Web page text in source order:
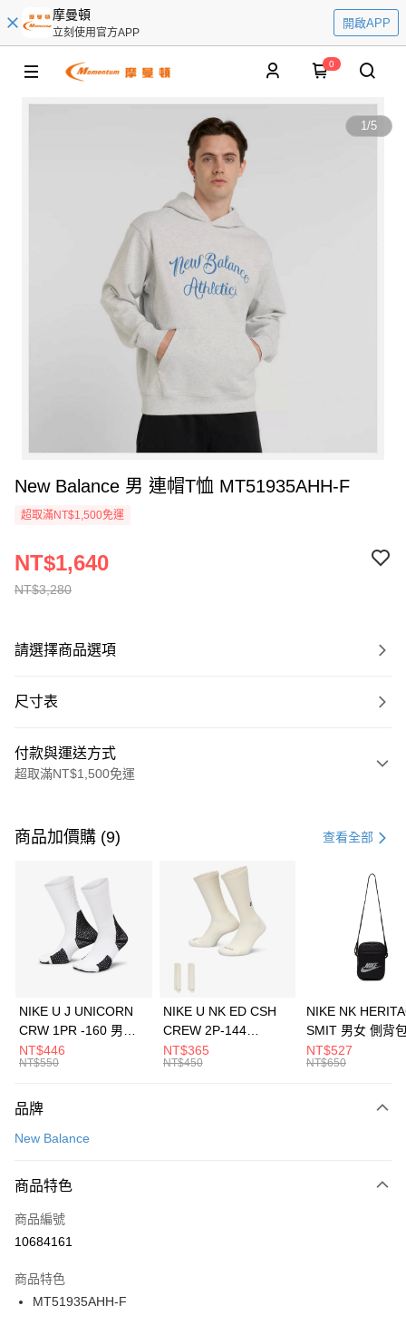
摩曼頓
立刻使用官方APP
開啟APP
0
1/5
New Balance 男 連帽T恤 MT51935AHH-F
超取滿NT$1,500免運
NT$3,280
NT$1,640
請選擇商品選項
尺寸表
付款與運送方式
超取滿NT$1,500免運
信用卡一次付款
3 期 0 利率 每期 21家銀行
合作金庫商業銀行
第一商業銀行
華南商業銀行
彰化商業銀行
上海商業儲蓄銀行
元大商業銀行
台灣樂天信用卡公司
Apple Pay
全盈+PAY
AFTEE先享後付
【關於「AFTEE先享後付」】
便利好安心！
３．安心：先確認商品／服務後，再付款。
【「AFTEE先享後付」結帳流程】
１．於結帳方式選擇「AFTEE先享後付」後，將跳轉至「AFTEE先享後付」
２．訂單成立數日內，您將收到繳費通知簡訊。
３．收到繳費通知簡訊後14天內，點擊此簡訊中的連結，可透過四大超商／
ATM／網路銀行／等多元方式進行付款，方視為交易完成。
運送方式
每筆NT$100，滿NT$1,500(含以上)免運費
宅配
每筆NT$100，滿NT$1,500(含以上)免運費
付款後門市自取
每筆NT$100，滿NT$1,500(含以上)免運費
商品加價購 (9) 查看全部
NIKE U J UNICORN
CRW 1PR -160 男女
中統襪 FZ3393100
NT$446
NT$550
NIKE U NK ED CSH
CREW 2P-144
EMBRDY 男女 短統襪
FZ3073133
NT$365
NT$450
NIKE NK
SMIT 男女 側背
BA5871010
NT$527
NT$650
品牌
New Balance
商品特色
商品編號
10684161
商品特色
MT51935AHH-F